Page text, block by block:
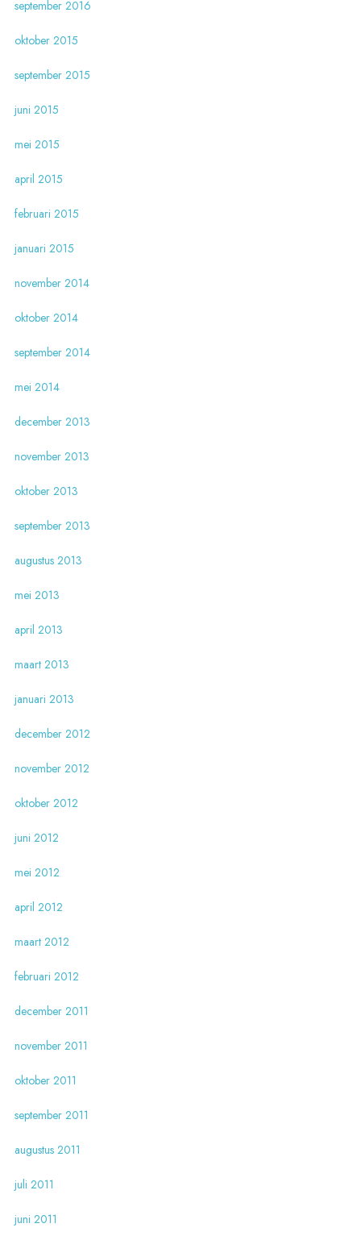
september 2016
oktober 2015
september 2015
juni 2015
mei 2015
april 2015
februari 2015
januari 2015
november 2014
oktober 2014
september 2014
mei 2014
december 2013
november 2013
oktober 2013
september 2013
augustus 2013
mei 2013
april 2013
maart 2013
januari 2013
december 2012
november 2012
oktober 2012
juni 2012
mei 2012
april 2012
maart 2012
februari 2012
december 2011
november 2011
oktober 2011
september 2011
augustus 2011
juli 2011
juni 2011